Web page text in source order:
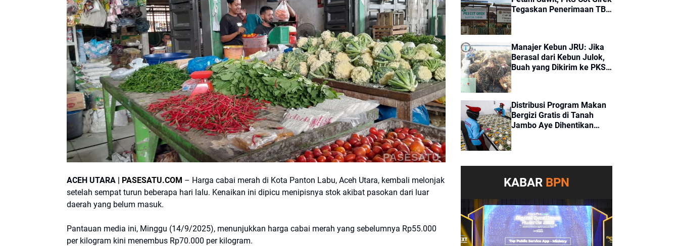
PASESATU
ACEH UTARA | PASESATU.COM – Harga cabai merah di Kota Panton Labu, Aceh Utara, kembali melonjak
setelah sempat turun beberapa hari lalu. Kenaikan ini dipicu menipisnya stok akibat pasokan dari luar
daerah yang belum masuk.
Pantauan media ini, Minggu (14/9/2025), menunjukkan harga cabai merah yang sebelumnya Rp55.000
per kilogram kini menembus Rp70.000 per kilogram.
Tegaskan Penerimaan TBS
Manajer Kebun JRU: Jika
Berasal dari Kebun Julok,
Buah yang Dikirim ke PKS
Distribusi Program Makan
Bergizi Gratis di Tanah
Jambo Aye Dihentikan
KABAR BPN